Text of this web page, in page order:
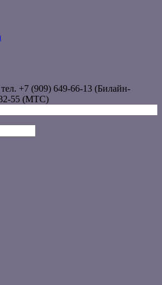
тел. +7 (909) 649-66-13 (Билайн-
32-55 (МТС)